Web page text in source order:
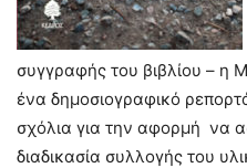
συγγραφής του βιβλίου – η
ένα δημοσιογραφικό
σχόλια για την αφορμή να
διαδικασία συλλογής του